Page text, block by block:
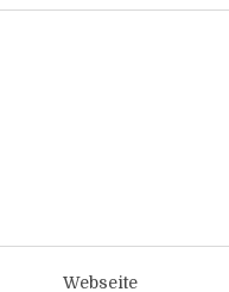
Webseite